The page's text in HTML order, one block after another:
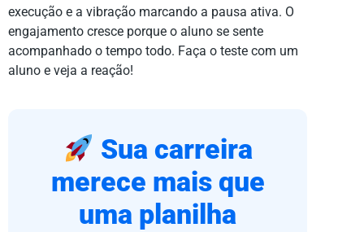
execução e a vibração marcando a pausa ativa. O
engajamento cresce porque o aluno se sente
acompanhado o tempo todo. Faça o teste com um
aluno e veja a reação!
Sua carreira
merece mais que
uma planilha